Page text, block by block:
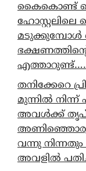
കൈകൊണ്ട്
മടുക്കുമ്പോൾ
തനിക്കേറെ
മുന്നിൽ
അവൾക്ക്
വന്നു
അവളിൽ